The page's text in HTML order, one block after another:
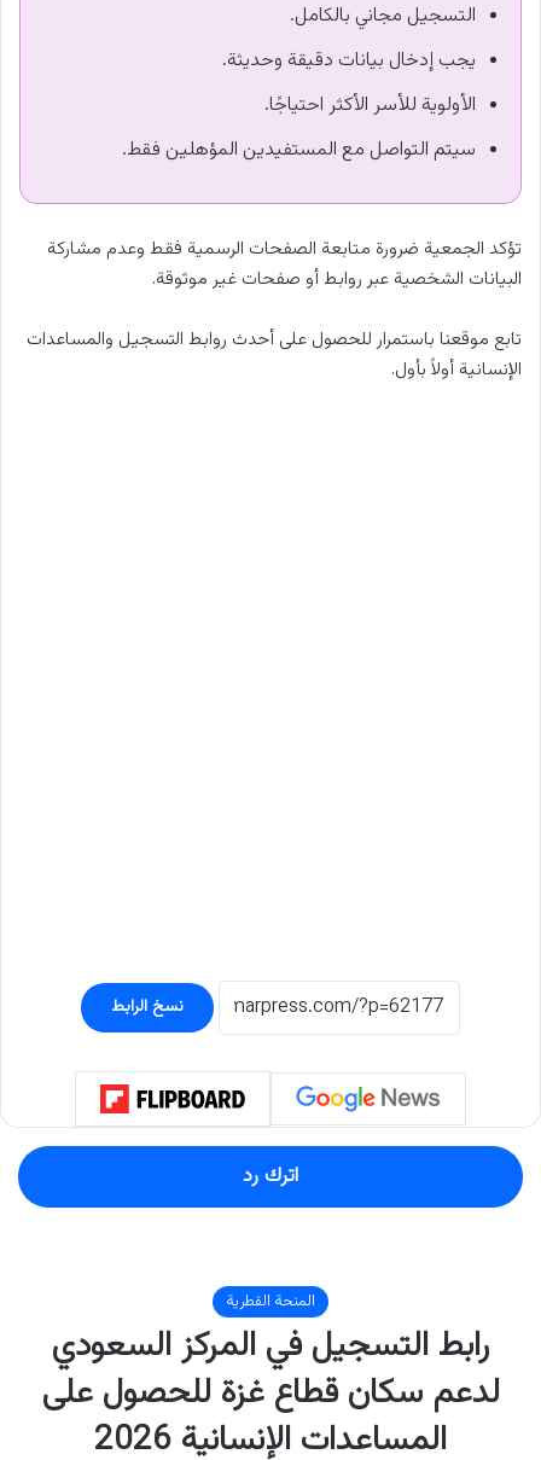
التسجيل مجاني بالكامل.
يجب إدخال بيانات دقيقة وحديثة.
الأولوية للأسر الأكثر احتياجًا.
سيتم التواصل مع المستفيدين المؤهلين فقط.
تؤكد الجمعية ضرورة متابعة الصفحات الرسمية فقط وعدم مشاركة
البيانات الشخصية عبر روابط أو صفحات غير موثوقة.
تابع موقعنا باستمرار للحصول على أحدث روابط التسجيل والمساعدات
الإنسانية أولاً بأول.
نسخ الرابط
اترك رد